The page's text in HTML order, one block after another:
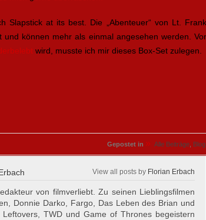
Slapstick at its best. Die „Abenteuer“ von Lt. Frank
können mehr als einmal angesehen werden. Vor
wird, musste ich mir dieses Box-Set zulegen.
Gepostet in » Alle Beiträge Blog
View all posts by Florian Erbach
von filmverliebt. Zu seinen Lieblingsfilmen
Donnie Darko, Fargo, Das Leben des Brian und
TWD und Game of Thrones begeistern